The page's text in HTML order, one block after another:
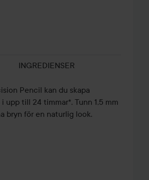
INGREDIENSER
Pencil kan du skapa
till 24 timmar*. Tunn 1,5 mm
bryn för en naturlig look.